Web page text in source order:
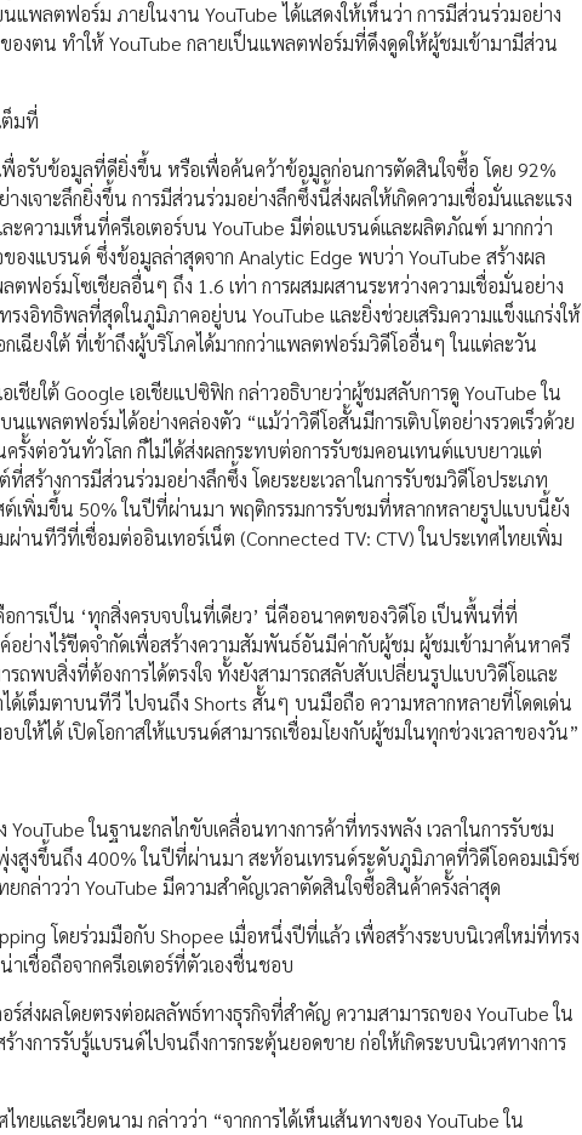
ลตฟอร์ม ภายในงาน YouTube ได้แสดงให้เห็นว่า การมีส่วนร่วมอย่าง
องตน ทำให้ YouTube กลายเป็นแพลตฟอร์มที่ดึงดูดให้ผู้ชมเข้ามามีส่วน
ต็มที่
พื่อรับข้อมูลที่ดียิ่งขึ้น หรือเพื่อค้นคว้าข้อมูลก่อนการตัดสินใจซื้อ โดย 92%
งเจาะลึกยิ่งขึ้น การมีส่วนร่วมอย่างลึกซึ้งนี้ส่งผลให้เกิดความเชื่อมั่นและแรง
วามเห็นที่ครีเอเตอร์บน YouTube มีต่อแบรนด์และผลิตภัณฑ์ มากกว่า
แบรนด์ ซึ่งข้อมูลล่าสุดจาก Analytic Edge พบว่า YouTube สร้างผล
ฟอร์มโซเชียลอื่นๆ ถึง 1.6 เท่า การผสมผสานระหว่างความเชื่อมั่นอย่าง
อิทธิพลที่สุดในภูมิภาคอยู่บน YouTube และยิ่งช่วยเสริมความแข็งแกร่งให้
ฉียงใต้ ที่เข้าถึงผู้บริโภคได้มากกว่าแพลตฟอร์มวิดีโออื่นๆ ในแต่ละวัน
เชียใต้ Google เอเชียแปซิฟิก กล่าวอธิบายว่าผู้ชมสลับการดู YouTube ใน
พลตฟอร์มได้อย่างคล่องตัว “แม้ว่าวิดีโอสั้นมีการเติบโตอย่างรวดเร็วด้วย
งต่อวันทั่วโลก ก็ไม่ได้ส่งผลกระทบต่อการรับชมคอนเทนต์แบบยาวแต่
ร้างการมีส่วนร่วมอย่างลึกซึ้ง โดยระยะเวลาในการรับชมวิดีโอประเภท
ต์เพิ่มขึ้น 50% ในปีที่ผ่านมา พฤติกรรมการรับชมที่หลากหลายรูปแบบนี้ยัง
นทีวีที่เชื่อมต่ออินเทอร์เน็ต (Connected TV: CTV) ในประเทศไทยเพิ่ม
การเป็น ‘ทุกสิ่งครบจบในที่เดียว’ นี่คืออนาคตของวิดีโอ เป็นพื้นที่ที่
ย่างไร้ขีดจำกัดเพื่อสร้างความสัมพันธ์อันมีค่ากับผู้ชม ผู้ชมเข้ามาค้นหาครี
รถพบสิ่งที่ต้องการได้ตรงใจ ทั้งยังสามารถสลับสับเปลี่ยนรูปแบบวิดีโอและ
เต็มตาบนทีวี ไปจนถึง Shorts สั้นๆ บนมือถือ ความหลากหลายที่โดดเด่น
ให้ได้ เปิดโอกาสให้แบรนด์สามารถเชื่อมโยงกับผู้ชมในทุกช่วงเวลาของวัน”
ในฐานะกลไกขับเคลื่อนทางการค้าที่ทรงพลัง เวลาในการรับชม
สูงขึ้นถึง 400% ในปีที่ผ่านมา สะท้อนเทรนด์ระดับภูมิภาคที่วิดีโอคอมเมิร์ซ
ล่าวว่า YouTube มีความสำคัญเวลาตัดสินใจซื้อสินค้าครั้งล่าสุด
โดยร่วมมือกับ Shopee เมื่อหนึ่งปีที่แล้ว เพื่อสร้างระบบนิเวศใหม่ที่ทรง
ชื่อถือจากครีเอเตอร์ที่ตัวเองชื่นชอบ
ส่งผลโดยตรงต่อผลลัพธ์ทางธุรกิจที่สำคัญ ความสามารถของ YouTube ใน
งการรับรู้แบรนด์ไปจนถึงการกระตุ้นยอดขาย ก่อให้เกิดระบบนิเวศทางการ
ละเวียดนาม กล่าวว่า “จากการได้เห็นเส้นทางของ YouTube ใน